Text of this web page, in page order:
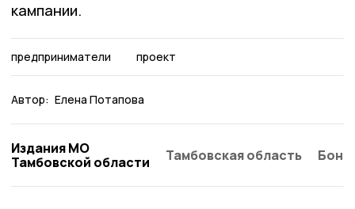
кампании.
предприниматели проект
Автор: Елена Потапова
Издания МО
Тамбовской области
Тамбовская область